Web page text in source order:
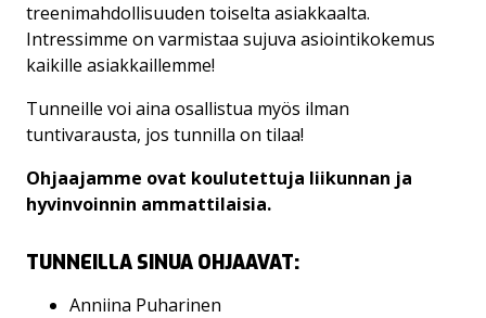
treenimahdollisuuden toiselta asiakkaalta.
Intressimme on varmistaa sujuva asiointikokemus
kaikille asiakkaillemme!
Tunneille voi aina osallistua myös ilman
tuntivarausta, jos tunnilla on tilaa!
Ohjaajamme ovat koulutettuja liikunnan ja
hyvinvoinnin ammattilaisia.
TUNNEILLA SINUA OHJAAVAT:
Anniina Puharinen